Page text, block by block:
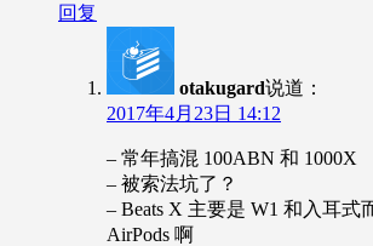
回复
otakugard说道：
2017年4月23日 14:12
– 常年搞混 100ABN 和 1000X
– 被索法坑了？
– Beats X 主要是 W1 和入耳式
AirPods 啊